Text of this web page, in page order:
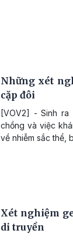
Những xét
cặp đôi
[VOV2] - Sinh
chồng và việc
về nhiễm sắc thể,
Xét nghiệm
di truyền